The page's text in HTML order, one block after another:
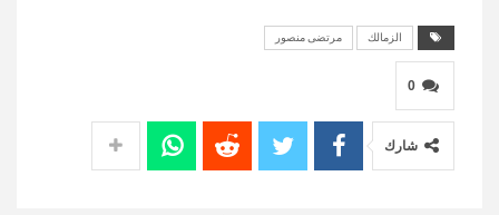
الزمالك مرتضى منصور
0
شارك